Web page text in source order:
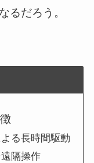
るだろう。
る長時間駆動
隔操作